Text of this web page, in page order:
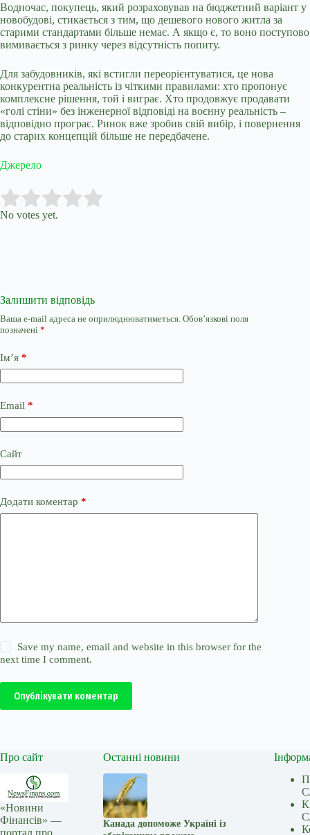
Водночас, покупець, який розраховував на бюджетний варіант у
новобудові, стикається з тим, що дешевого нового житла за
старими стандартами більше немає. А якщо є, то воно поступово
вимивається з ринку через відсутність попиту.
Для забудовників, які встигли переорієнтуватися, це нова
конкурентна реальність із чіткими правилами: хто пропонує
комплексне рішення, той і виграє. Хто продовжує продавати
«голі стіни» без інженерної відповіді на воєнну реальність –
відповідно програє. Ринок вже зробив свій вибір, і повернення
до старих концепцій більше не передбачене.
Джерело
Rate this item:
No votes yet.
Залишити відповідь
Ваша e-mail адреса не оприлюднюватиметься. Обов’язкові поля
позначені *
Ім’я *
Email *
Сайт
Додати коментар *
Save my name, email and website in this browser for the
next time I comment.
Опублікувати коментар
Про сайт
«Новини
Фінансів» —
портал про
Останні новини
Канада допоможе Україні із